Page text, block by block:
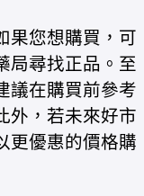
果您想購買，可
局尋找正品。至
議在購買前參考
外，若未來好市
更優惠的價格購